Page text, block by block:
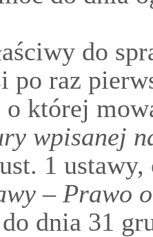
do
po raz
o której
wpisanej
ust. 1
– Prawo
dnia 31